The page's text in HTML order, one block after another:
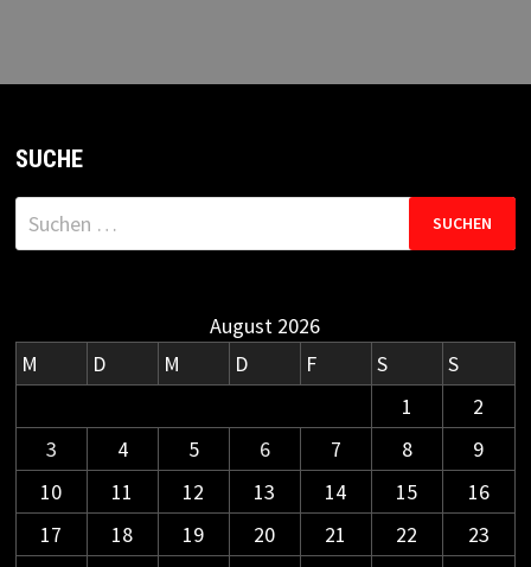
SUCHE
Suchen
nach:
August 2026
M
D M D F S
S
1
2
3
4 5 6 7 8
9
10
11 12 13 14 15
16
17
18 19 20 21 22
23